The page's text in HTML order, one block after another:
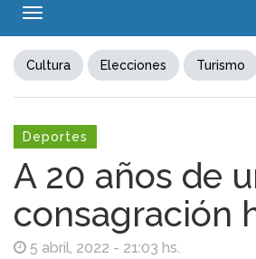
Toggle
Cultura Elecciones Turismo
Deportes
A 20 años de
consagración
5 abril, 2022 - 21:03 hs.